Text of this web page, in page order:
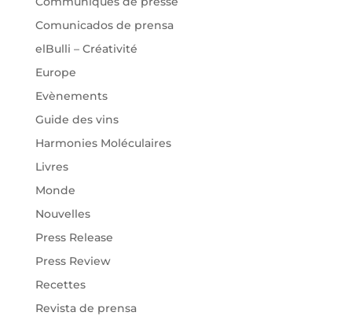
Comunicados de prensa
elBulli – Créativité
Europe
Evènements
Guide des vins
Harmonies Moléculaires
Livres
Monde
Nouvelles
Press Release
Press Review
Recettes
Revista de prensa